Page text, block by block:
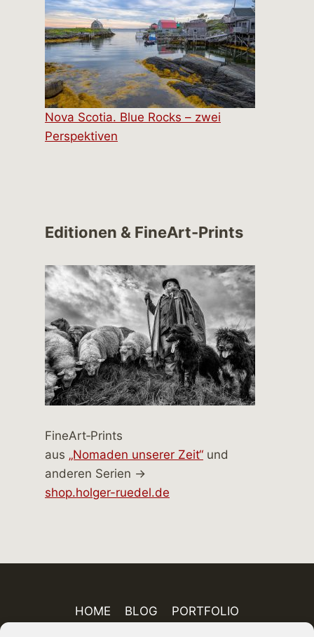
Nova Scotia. Blue Rocks – zwei
Perspektiven
Editionen & FineArt-Prints
FineArt‑Prints
aus „Nomaden unserer Zeit“ und
anderen Serien →
shop.holger-ruedel.de
HOME BLOG
PORTFOLIO